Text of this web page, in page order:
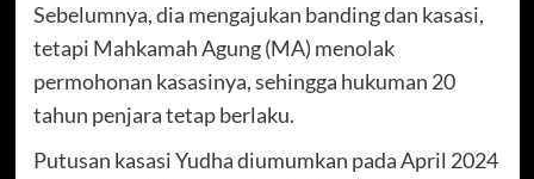
Sebelumnya, dia mengajukan banding dan kasasi,
tetapi Mahkamah Agung (MA) menolak
permohonan kasasinya, sehingga hukuman 20
tahun penjara tetap berlaku.
Putusan kasasi Yudha diumumkan pada April 2024